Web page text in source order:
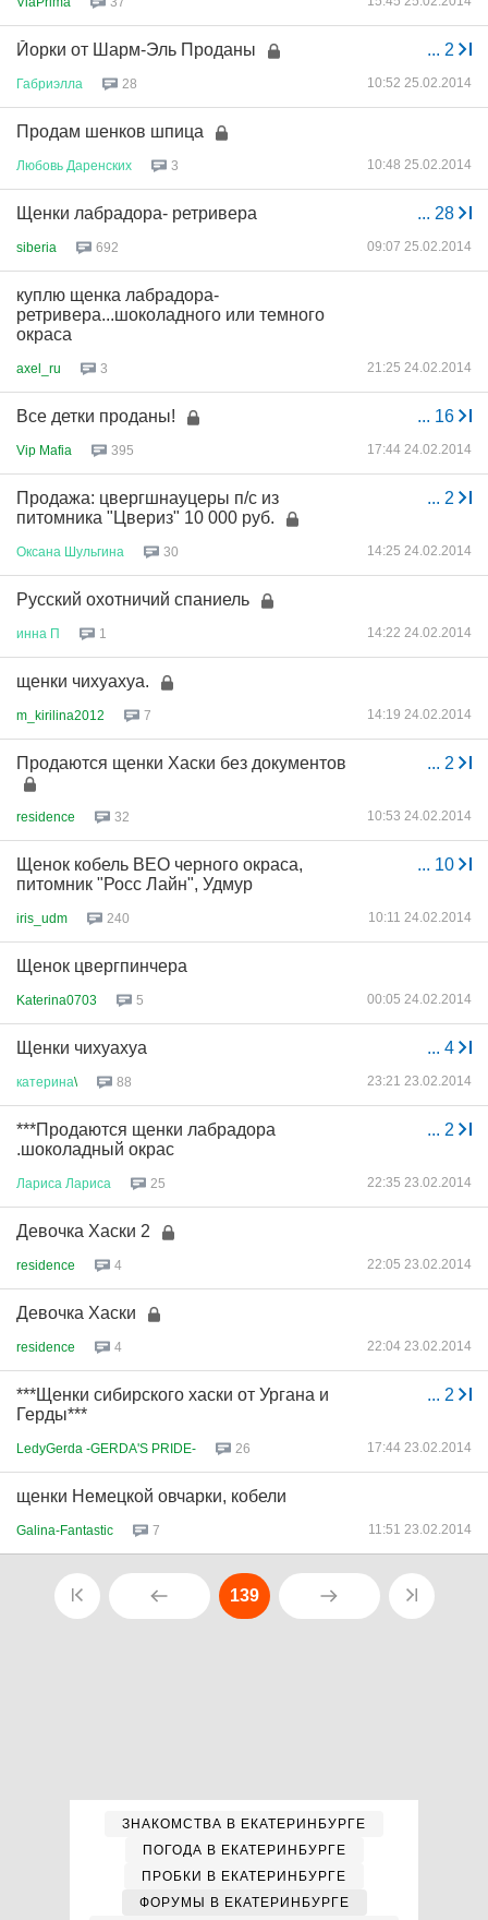
... 2
Йорки от Шарм-Эль Проданы
Габриэлла 28 10:52 25.02.2014
Продам шенков шпица
Любовь Даренских 3 10:48 25.02.2014
... 28
Щенки лабрадора- ретривера
siberia 692 09:07 25.02.2014
куплю щенка лабрадора-
ретривера...шоколадного или темного
окраса
axel_ru 3 21:25 24.02.2014
... 16
Все детки проданы!
Vip Mafia 395 17:44 24.02.2014
... 2
Продажа: цвергшнауцеры п/с из
питомника "Цвериз" 10 000 руб.
Оксана Шульгина 30 14:25 24.02.2014
Русский охотничий спаниель
инна П 1 14:22 24.02.2014
щенки чихуахуа.
m_kirilina2012 7 14:19 24.02.2014
... 2
Продаются щенки Хаски без документов
residence 32 10:53 24.02.2014
... 10
Щенок кобель ВЕО черного окраса,
питомник "Росс Лайн", Удмур
iris_udm 240 10:11 24.02.2014
Щенок цвергпинчера
Katerina0703 5 00:05 24.02.2014
... 4
Щенки чихуахуа
катерина\ 88 23:21 23.02.2014
... 2
***Продаются щенки лабрадора
.шоколадный окрас
Лариса Лариса 25 22:35 23.02.2014
Девочка Хаски 2
residence 4 22:05 23.02.2014
Девочка Хаски
residence 4 22:04 23.02.2014
... 2
***Щенки сибирского хаски от Ургана и
Герды***
LedyGerda -GERDA'S PRIDE- 26 17:44 23.02.2014
щенки Немецкой овчарки, кобели
Galina-Fantastic 7 11:51 23.02.2014
139
ЗНАКОМСТВА В ЕКАТЕРИНБУРГЕ
ПОГОДА В ЕКАТЕРИНБУРГЕ
ПРОБКИ В ЕКАТЕРИНБУРГЕ
ФОРУМЫ В ЕКАТЕРИНБУРГЕ